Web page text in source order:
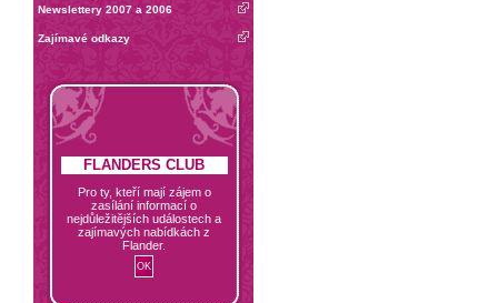
Newslettery 2007 a 2006
Zajímavé odkazy
FLANDERS CLUB
Pro ty, kteří mají zájem o
zasílání informací o
nejdůležitějších událostech a
zajímavých nabídkách z
Flander.